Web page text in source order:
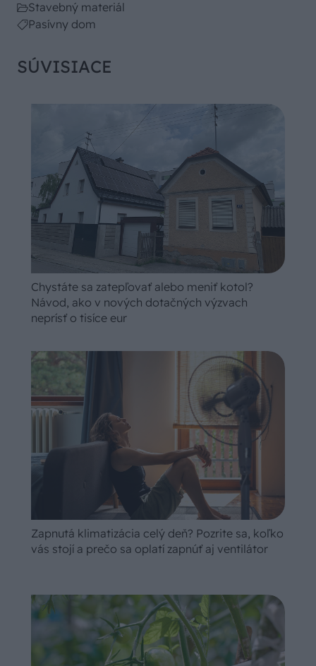
Stavebný materiál
Pasívny dom
SÚVISIACE
Chystáte sa zatepľovať alebo meniť kotol?
Návod, ako v nových dotačných výzvach
neprísť o tisíce eur
Zapnutá klimatizácia celý deň? Pozrite sa, koľko
vás stojí a prečo sa oplatí zapnúť aj ventilátor